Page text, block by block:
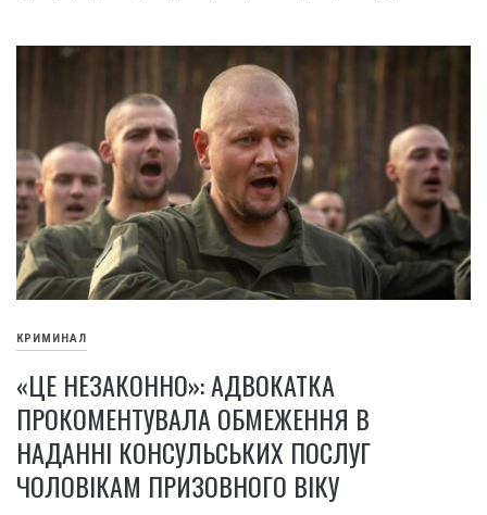
КРИМИНАЛ
«ЦЕ НЕЗАКОННО»: АДВОКАТКА
ПРОКОМЕНТУВАЛА ОБМЕЖЕННЯ В
НАДАННІ КОНСУЛЬСЬКИХ ПОСЛУГ
ЧОЛОВІКАМ ПРИЗОВНОГО ВІКУ